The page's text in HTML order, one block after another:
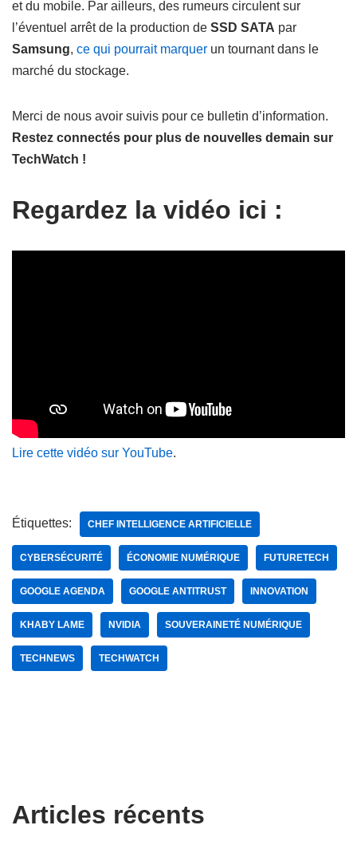
et du mobile. Par ailleurs, des rumeurs circulent sur
l’éventuel arrêt de la production de SSD SATA par
Samsung, ce qui pourrait marquer un tournant dans le
marché du stockage.
Merci de nous avoir suivis pour ce bulletin d’information.
Restez connectés pour plus de nouvelles demain sur
TechWatch !
Regardez la vidéo ici :
Lire cette vidéo sur YouTube.
Étiquettes: CHEF INTELLIGENCE ARTIFICIELLE
CYBERSÉCURITÉ ÉCONOMIE NUMÉRIQUE FUTURETECH
GOOGLE AGENDA GOOGLE ANTITRUST INNOVATION
KHABY LAME NVIDIA SOUVERAINETÉ NUMÉRIQUE
TECHNEWS TECHWATCH
Articles récents